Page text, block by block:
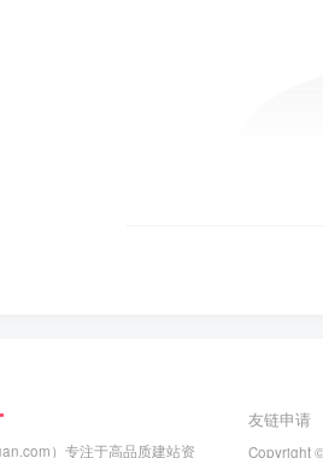
）专注于高品质建站资
友链申请
Copyright